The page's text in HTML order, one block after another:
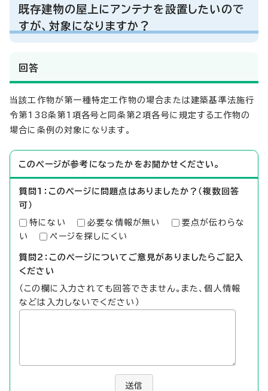
既存建物の屋上にアンテナを設置したいので
すが、対象になりますか？
回答
当該工作物が第一種特定工作物の場合または建築基準法施行
令第138条第1項各号と同条第2項各号に規定する工作物の
場合に条例の対象になります。
このページが参考になったかをお聞かせください。
質問1：このページに問題点はありましたか？（複数回答
可）
特にない 必要な情報が無い
要点が伝わらな
い
ページを探しにくい
質問2：このページについてご意見がありましたらご記入
ください
（この欄に入力されても回答できません。また、個人情報
などは入力しないでください）
送信